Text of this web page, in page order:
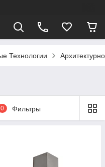
Технологии
0 Фильтры